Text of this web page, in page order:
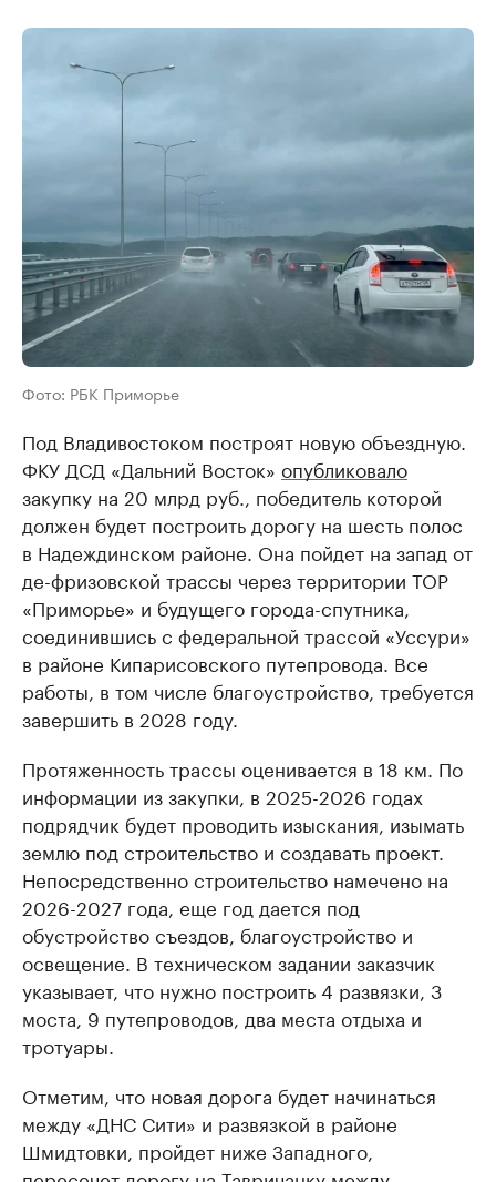
Фото: РБК Приморье
Под Владивостоком построят новую объездную.
ФКУ ДСД «Дальний Восток» опубликовало
закупку на 20 млрд руб., победитель которой
должен будет построить дорогу на шесть полос
в Надеждинском районе. Она пойдет на запад от
де-фризовской трассы через территории ТОР
«Приморье» и будущего города-спутника,
соединившись с федеральной трассой «Уссури»
в районе Кипарисовского путепровода. Все
работы, в том числе благоустройство, требуется
завершить в 2028 году.
Протяженность трассы оценивается в 18 км. По
информации из закупки, в 2025-2026 годах
подрядчик будет проводить изыскания, изымать
землю под строительство и создавать проект.
Непосредственно строительство намечено на
2026-2027 года, еще год дается под
обустройство съездов, благоустройство и
освещение. В техническом задании заказчик
указывает, что нужно построить 4 развязки, 3
моста, 9 путепроводов, два места отдыха и
тротуары.
Отметим, что новая дорога будет начинаться
между «ДНС Сити» и развязкой в районе
Шмидтовки, пройдет ниже Западного,